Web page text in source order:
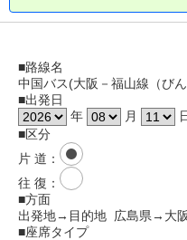
■路線名
中国バス(大阪－福山線（び
■出発日
年
月
■区分
片 道 ：
往 復 ：
■方面
出発地→目的地 広島県→大
■座席タイプ